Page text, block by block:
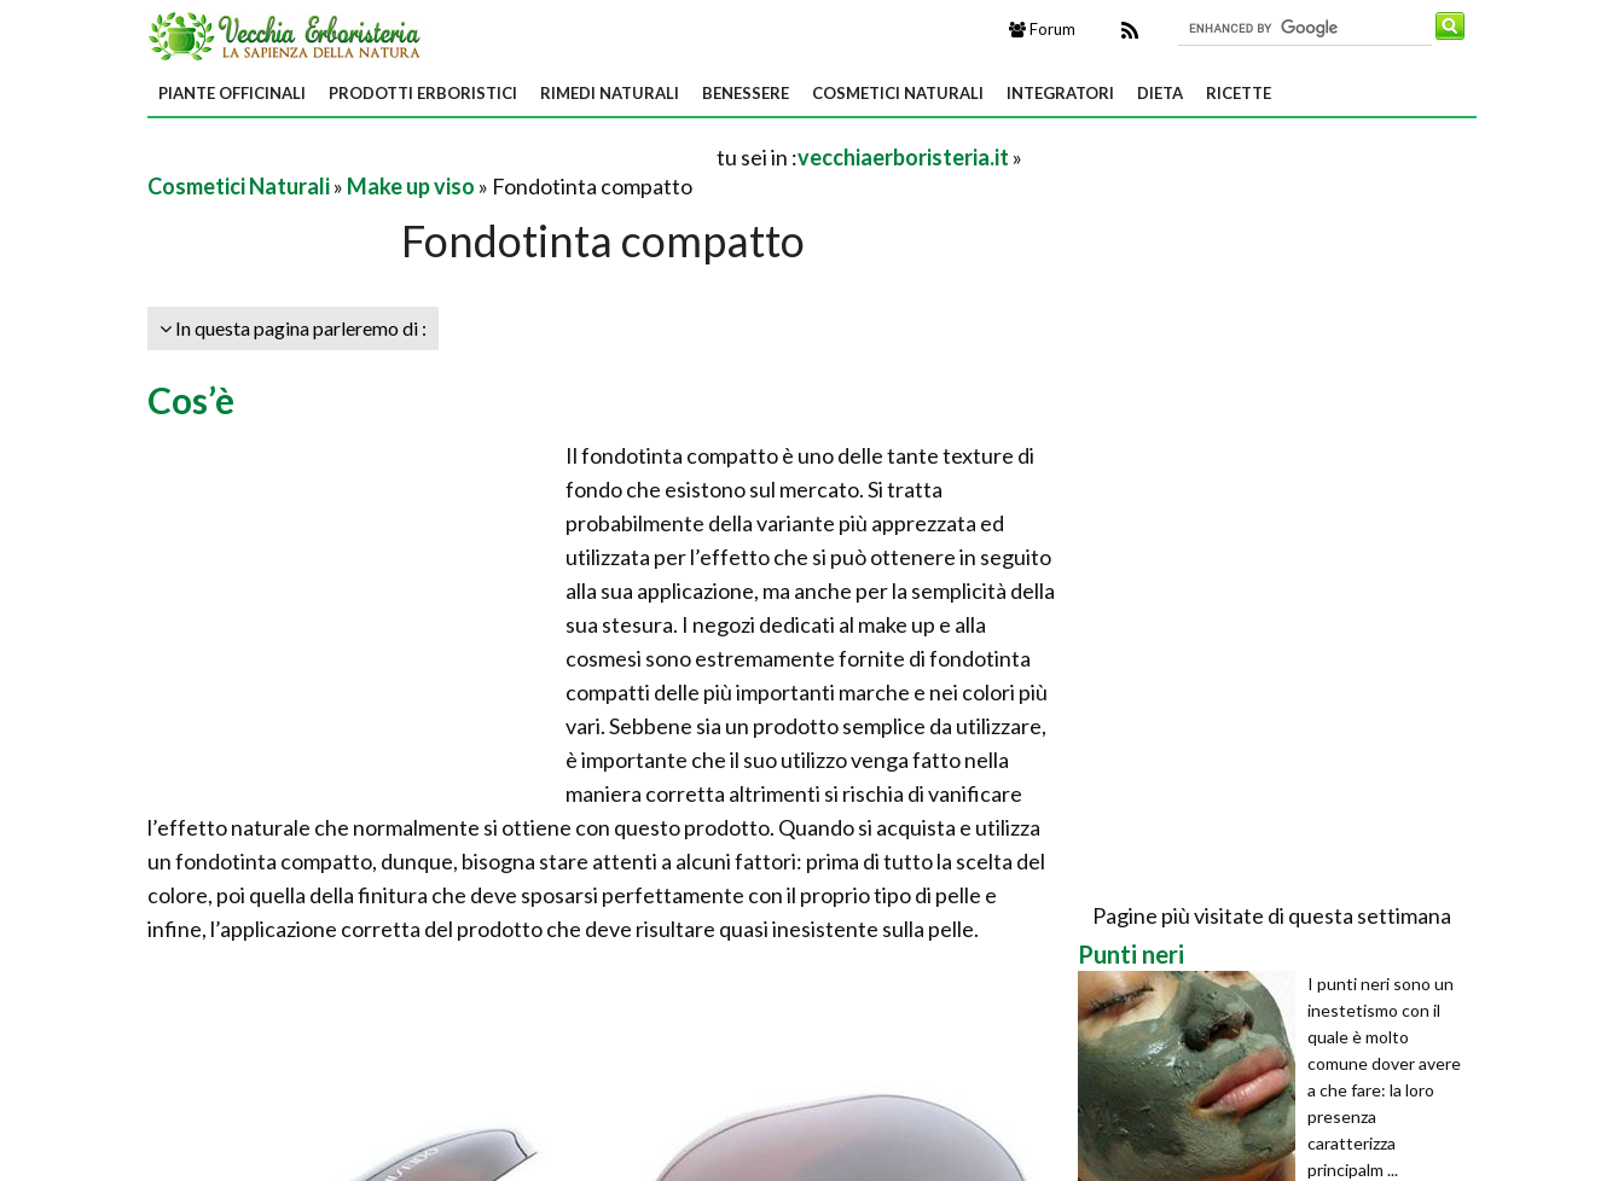
Forum
PIANTE OFFICINALI PRODOTTI ERBORISTICI RIMEDI NATURALI BENESSERE COSMETICI NATURALI INTEGRATORI DIETA RICETTE
tu sei in :vecchiaerboristeria.it »
Cosmetici Naturali» Make up viso » Fondotinta compatto
Fondotinta compatto
In questa pagina parleremo di :
Cos’è
Il fondotinta compatto è uno delle tante texture di
fondo che esistono sul mercato. Si tratta
probabilmente della variante più apprezzata ed
utilizzata per l’effetto che si può ottenere in seguito
alla sua applicazione, ma anche per la semplicità della
sua stesura. I negozi dedicati al make up e alla
cosmesi sono estremamente fornite di fondotinta
compatti delle più importanti marche e nei colori più
vari. Sebbene sia un prodotto semplice da utilizzare,
è importante che il suo utilizzo venga fatto nella
maniera corretta altrimenti si rischia di vanificare
l’effetto naturale che normalmente si ottiene con questo prodotto. Quando si acquista e utilizza
un fondotinta compatto, dunque, bisogna stare attenti a alcuni fattori: prima di tutto la scelta del
colore, poi quella della finitura che deve sposarsi perfettamente con il proprio tipo di pelle e
infine, l’applicazione corretta del prodotto che deve risultare quasi inesistente sulla pelle.
Pagine più visitate di questa settimana
Punti neri
I punti neri sono un
inestetismo con il
quale è molto
comune dover avere
a che fare: la loro
presenza
caratterizza
principalm ...